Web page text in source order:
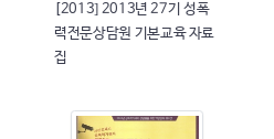
[2013] 2013년 27기 성폭
력전문상담원 기본교육 자료
집